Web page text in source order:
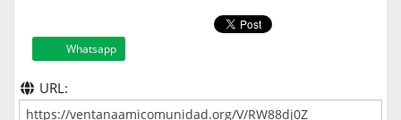
Whatsapp
URL: